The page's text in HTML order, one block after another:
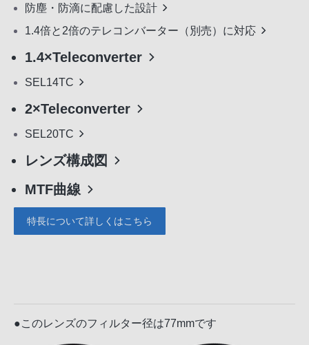
防塵・防滴に配慮した設計
1.4倍と2倍のテレコンバーター（別売）に対応
1.4×Teleconverter
SEL14TC
2×Teleconverter
SEL20TC
レンズ構成図
MTF曲線
特長について詳しくはこちら
●このレンズのフィルター径は77mmです